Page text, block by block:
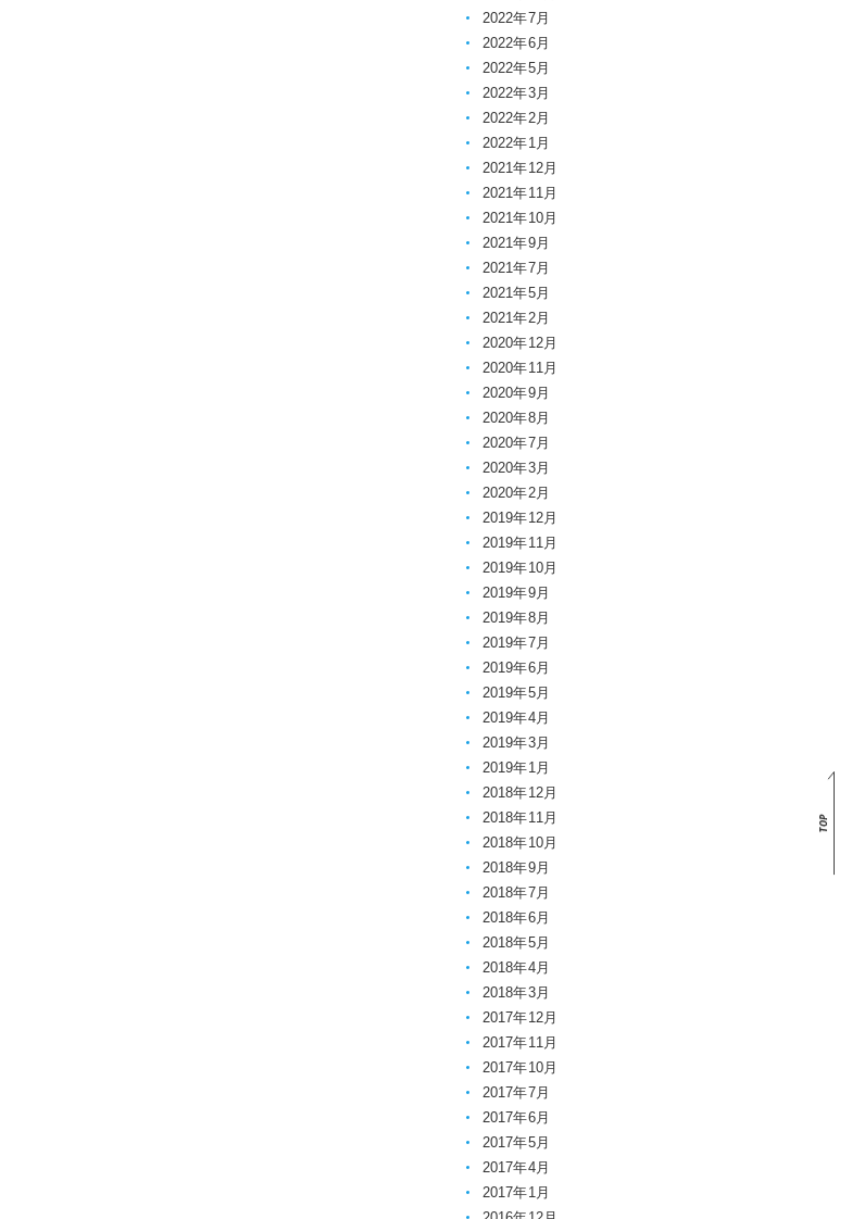
2022年7月
2022年6月
2022年5月
2022年3月
2022年2月
2022年1月
2021年12月
2021年11月
2021年10月
2021年9月
2021年7月
2021年5月
2021年2月
2020年12月
2020年11月
2020年9月
2020年8月
2020年7月
2020年3月
2020年2月
2019年12月
2019年11月
2019年10月
2019年9月
2019年8月
2019年7月
2019年6月
2019年5月
2019年4月
2019年3月
2019年1月
2018年12月
2018年11月
2018年10月
2018年9月
2018年7月
2018年6月
2018年5月
2018年4月
2018年3月
2017年12月
2017年11月
2017年10月
2017年7月
2017年6月
2017年5月
2017年4月
2017年1月